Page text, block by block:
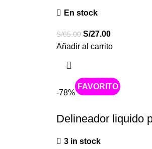
En stock
S/65.00 S/27.00
Añadir al carrito
-78%
Caliente
Delineador liquido
3 in stock